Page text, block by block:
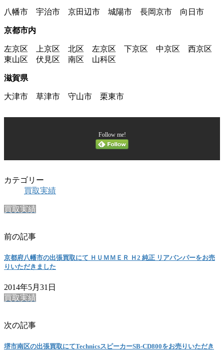
八幡市 宇治市 京田辺市 城陽市 長岡京市 向日市
京都市内
左京区 上京区 北区 左京区 下京区 中京区 西京区
東山区 伏見区 南区 山科区
滋賀県
大津市 草津市 守山市 栗東市
Follow me!
カテゴリー
買取実績
買取実績
前の記事
京都府八幡市の出張買取にて ＨＵＭＭＥＲ Ｈ2 純正 リアバンパーをお売
りいただきました
2014年5月31日
買取実績
次の記事
堺市南区の出張買取にてTechnicsスピーカーSB-CD800をお売りいただき